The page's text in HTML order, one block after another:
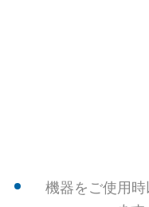
機器をご使用